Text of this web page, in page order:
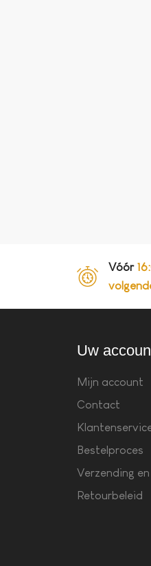
Vóór
Uw
Mijn account
Contact
Bestelproces
Verzending
Retourbeleid